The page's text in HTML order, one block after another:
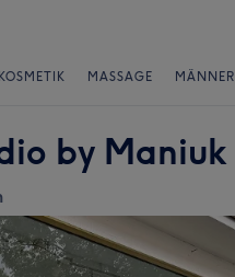
KOSMETIK MASSAGE MÄNNER
by Maniuk